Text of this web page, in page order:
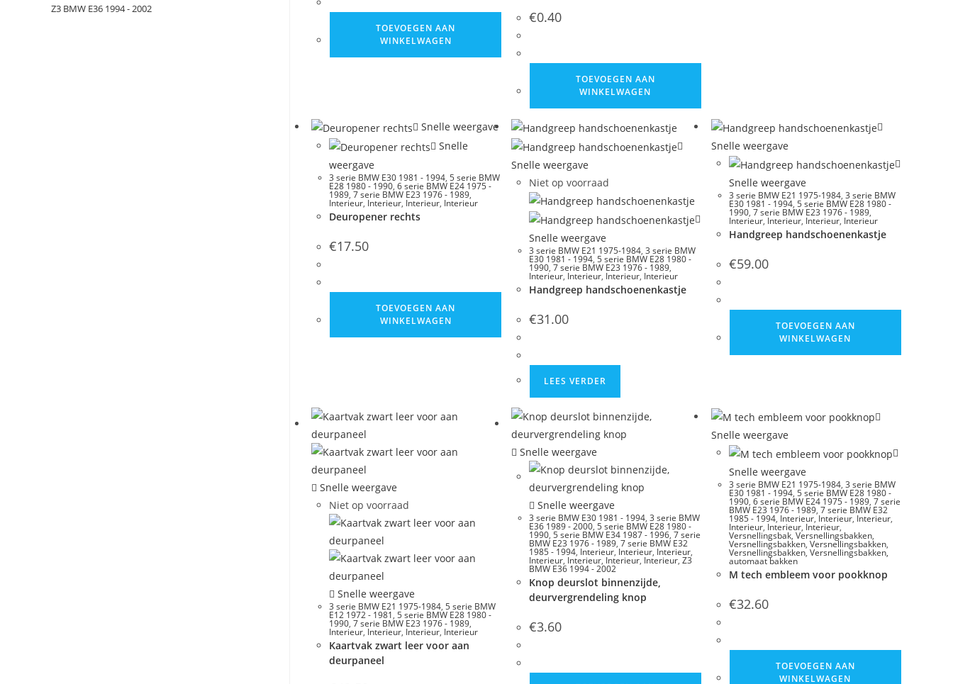
TOEVOEGEN AAN
WINKELWAGEN
€0.40
TOEVOEGEN AAN
WINKELWAGEN
Snelle weergave
Snelle
weergave
3 serie BMW E30 1981 - 1994, 5 serie BMW
E28 1980 - 1990, 6 serie BMW E24 1975 -
1989, 7 serie BMW E23 1976 - 1989,
Interieur, Interieur, Interieur, Interieur
Deuropener rechts
€17.50
TOEVOEGEN AAN
WINKELWAGEN
Snelle weergave
Niet op voorraad
Snelle weergave
3 serie BMW E21 1975-1984, 3 serie BMW
E30 1981 - 1994, 5 serie BMW E28 1980 -
1990, 7 serie BMW E23 1976 - 1989,
Interieur, Interieur, Interieur, Interieur
Handgreep handschoenenkastje
€31.00
LEES VERDER
Snelle weergave
Snelle weergave
3 serie BMW E21 1975-1984, 3 serie BMW
E30 1981 - 1994, 5 serie BMW E28 1980 -
1990, 7 serie BMW E23 1976 - 1989,
Interieur, Interieur, Interieur, Interieur
Handgreep handschoenenkastje
€59.00
TOEVOEGEN AAN
WINKELWAGEN
Snelle weergave
Niet op voorraad
Snelle weergave
3 serie BMW E21 1975-1984, 5 serie BMW
E12 1972 - 1981, 5 serie BMW E28 1980 -
1990, 7 serie BMW E23 1976 - 1989,
Interieur, Interieur, Interieur, Interieur
Kaartvak zwart leer voor aan
deurpaneel
Snelle weergave
Snelle weergave
3 serie BMW E30 1981 - 1994, 3 serie BMW
E36 1989 - 2000, 5 serie BMW E28 1980 -
1990, 5 serie BMW E34 1987 - 1996, 7 serie
BMW E23 1976 - 1989, 7 serie BMW E32
1985 - 1994, Interieur,Interieur, Interieur,
Interieur, Interieur, Interieur, Interieur, Z3
BMW E36 1994 - 2002
Knop deurslot binnenzijde,
deurvergrendeling knop
€3.60
Snelle weergave
Snelle weergave
3 serie BMW E21 1975-1984, 3 serie BMW
E30 1981 - 1994, 5 serie BMW E28 1980 -
1990, 6 serie BMW E24 1975 - 1989, 7 serie
BMW E23 1976 - 1989, 7 serie BMW E32
1985 - 1994, Interieur,Interieur, Interieur,
Interieur, Interieur, Interieur,
Versnellingsbak, Versnellingsbakken,
Versnellingsbakken, Versnellingsbakken,
Versnellingsbakken, Versnellingsbakken,
automaat bakken
M tech embleem voor pookknop
€32.60
TOEVOEGEN AAN
WINKELWAGEN
Z3 BMW E36 1994 - 2002